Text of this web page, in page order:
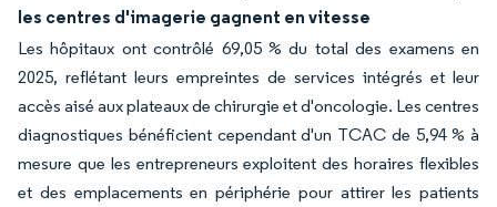
les centres d'imagerie gagnent en vitesse
Les hôpitaux ont contrôlé 69,05 % du total des examens en
2025, reflétant leurs empreintes de services intégrés et leur
accès aisé aux plateaux de chirurgie et d'oncologie. Les centres
diagnostiques bénéficient cependant d'un TCAC de 5,94 % à
mesure que les entrepreneurs exploitent des horaires flexibles
et des emplacements en périphérie pour attirer les patients